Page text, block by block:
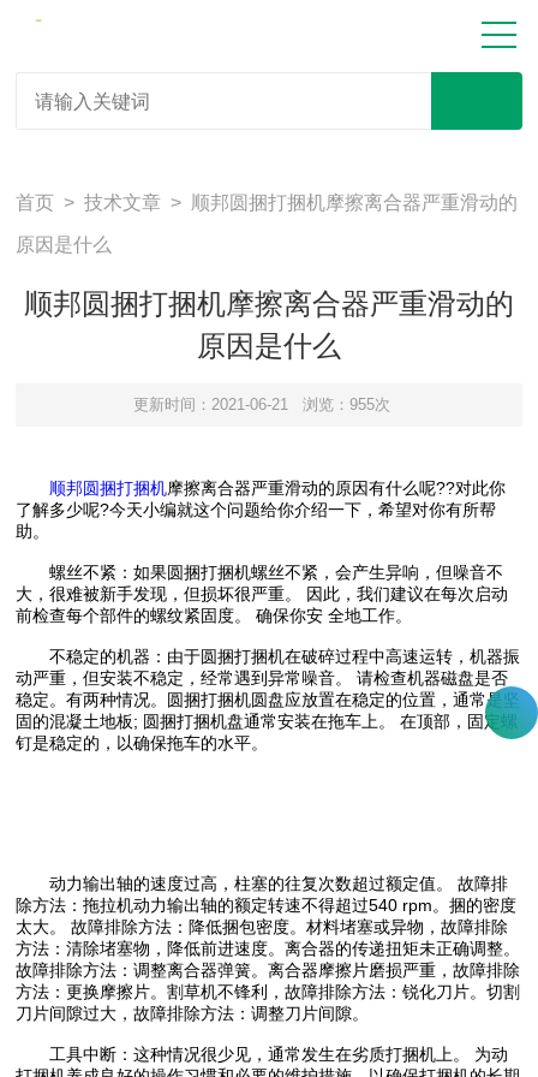
首页 >技术文章 > 顺邦圆捆打捆机摩擦离合器严重滑动的
原因是什么
顺邦圆捆打捆机摩擦离合器严重滑动的
原因是什么
更新时间：2021-06-21 浏览：955次
顺邦圆捆打捆机摩擦离合器严重滑动的原因有什么呢??对此你
了解多少呢?今天小编就这个问题给你介绍一下，希望对你有所帮
助。
螺丝不紧：如果圆捆打捆机螺丝不紧，会产生异响，但噪音不
大，很难被新手发现，但损坏很严重。 因此，我们建议在每次启动
前检查每个部件的螺纹紧固度。 确保你安 全地工作。
不稳定的机器：由于圆捆打捆机在破碎过程中高速运转，机器振
动严重，但安装不稳定，经常遇到异常噪音。 请检查机器磁盘是否
稳定。有两种情况。圆捆打捆机圆盘应放置在稳定的位置，通常是坚
固的混凝土地板; 圆捆打捆机盘通常安装在拖车上。 在顶部，固定螺
钉是稳定的，以确保拖车的水平。
动力输出轴的速度过高，柱塞的往复次数超过额定值。 故障排
除方法：拖拉机动力输出轴的额定转速不得超过540 rpm。捆的密度
太大。 故障排除方法：降低捆包密度。材料堵塞或异物，故障排除
方法：清除堵塞物，降低前进速度。离合器的传递扭矩未正确调整。
故障排除方法：调整离合器弹簧。离合器摩擦片磨损严重，故障排除
方法：更换摩擦片。割草机不锋利，故障排除方法：锐化刀片。切割
刀片间隙过大，故障排除方法：调整刀片间隙。
工具中断：这种情况很少见，通常发生在劣质打捆机上。 为动